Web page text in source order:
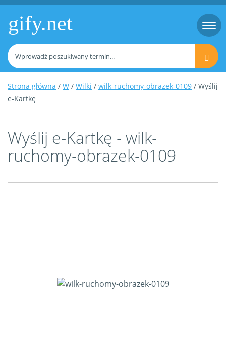
gify.net
Strona główna / W / Wilki / wilk-ruchomy-obrazek-0109 / Wyślij
e-Kartkę
Wyślij e-Kartkę - wilk-
ruchomy-obrazek-0109